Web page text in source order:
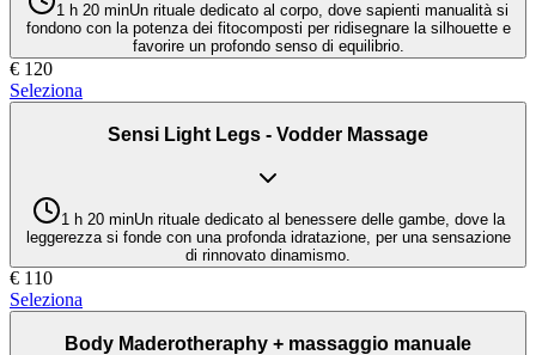
1 h 20 minUn rituale dedicato al corpo, dove sapienti manualità si
fondono con la potenza dei fitocomposti per ridisegnare la silhouette e
favorire un profondo senso di equilibrio.
€ 120
Seleziona
Sensi Light Legs - Vodder Massage
1 h 20 minUn rituale dedicato al benessere delle gambe, dove la
leggerezza si fonde con una profonda idratazione, per una sensazione
di rinnovato dinamismo.
€ 110
Seleziona
Body Maderotheraphy + massaggio manuale